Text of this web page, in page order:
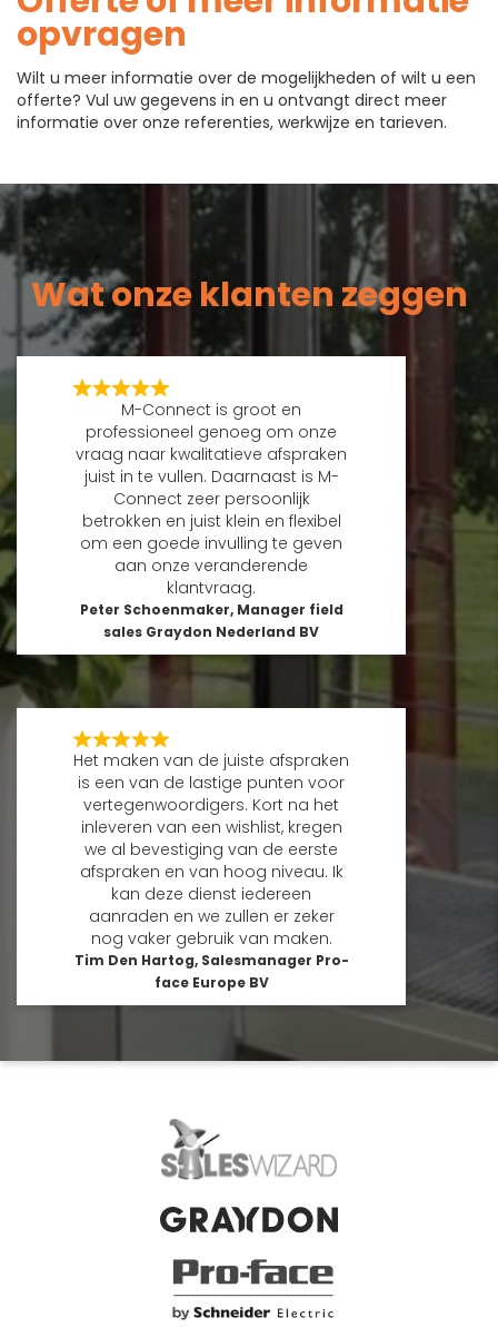
opvragen
Wilt u meer informatie over de mogelijkheden of wilt u een
offerte? Vul uw gegevens in en u ontvangt direct meer
informatie over onze referenties, werkwijze en tarieven.
Wat onze klanten zeggen
M-Connect is groot en
professioneel genoeg om onze
vraag naar kwalitatieve afspraken
juist in te vullen. Daarnaast is M-
Connect zeer persoonlijk
betrokken en juist klein en flexibel
om een goede invulling te geven
aan onze veranderende
klantvraag.
Peter Schoenmaker, Manager field
sales Graydon Nederland BV
Het maken van de juiste afspraken
is een van de lastige punten voor
vertegenwoordigers. Kort na het
inleveren van een wishlist, kregen
we al bevestiging van de eerste
afspraken en van hoog niveau. Ik
kan deze dienst iedereen
aanraden en we zullen er zeker
nog vaker gebruik van maken.
Tim Den Hartog, Salesmanager Pro-
face Europe BV